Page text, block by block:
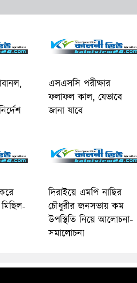
এসএসসি পরীক্ষার
ফলাফল কাল, যেভাবে
জানা যাবে
দিরাইয়ে এমপি নাছির
চৌধুরীর জনসভায় কম
উপস্থিতি নিয়ে আলোচনা-
সমালোচনা